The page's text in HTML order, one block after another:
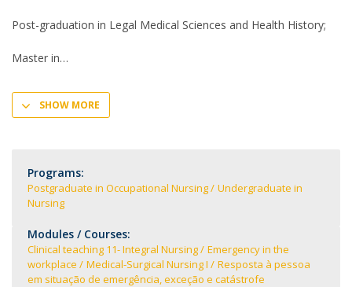
Post-graduation in Legal Medical Sciences and Health History;
Master in
SHOW MORE
Programs:
Postgraduate in Occupational Nursing
Undergraduate in
Nursing
Modules / Courses:
Clinical teaching 11- Integral Nursing
Emergency in the
workplace
Medical-Surgical Nursing I
Resposta à pessoa
em situação de emergência, exceção e catástrofe